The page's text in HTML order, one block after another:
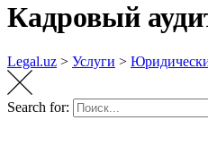
Кадровый
Legal.uz > Услуги >
Search for: